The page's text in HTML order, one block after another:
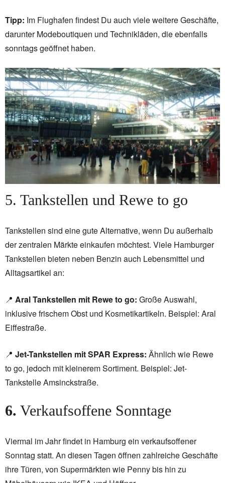
Tipp: Im Flughafen findest Du auch viele weitere Geschäfte,
darunter Modeboutiquen und Technikläden, die ebenfalls
sonntags geöffnet haben.
5. Tankstellen und Rewe to go
Tankstellen sind eine gute Alternative, wenn Du außerhalb
der zentralen Märkte einkaufen möchtest. Viele Hamburger
Tankstellen bieten neben Benzin auch Lebensmittel und
Alltagsartikel an:
📍 Aral Tankstellen mit Rewe to go: Große Auswahl,
inklusive frischem Obst und Kosmetikartikeln. Beispiel: Aral
Eiffestraße.
📍 Jet-Tankstellen mit SPAR Express: Ähnlich wie Rewe
to go, jedoch mit kleinerem Sortiment. Beispiel: Jet-
Tankstelle Amsinckstraße.
6. Verkaufsoffene Sonntage
Viermal im Jahr findet in Hamburg ein verkaufsoffener
Sonntag statt. An diesen Tagen öffnen zahlreiche Geschäfte
ihre Türen, von Supermärkten wie Penny bis hin zu